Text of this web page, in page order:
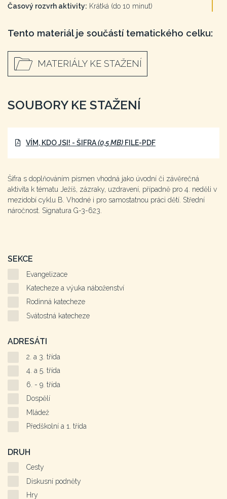
Časový rozvrh aktivity: Krátká (do 10 minut)
Tento materiál je součástí tematického celku:
MATERIÁLY KE STAŽENÍ
SOUBORY KE STAŽENÍ
VÍM, KDO JSI! - ŠIFRA(0,5 MB) FILE-PDF
Šifra s doplňováním písmen vhodná jako úvodní či závěrečná
aktivita k tématu Ježíš, zázraky, uzdravení, případně pro 4. neděli v
mezidobí cyklu B. Vhodné i pro samostatnou práci dětí. Střední
náročnost. Signatura G-3-623.
SEKCE
Evangelizace
Katecheze a výuka náboženství
Rodinná katecheze
Svátostná katecheze
ADRESÁTI
2. a 3. třída
4. a 5. třída
6. - 9. třída
Dospělí
Mládež
Předškolní a 1. třída
DRUH
Cesty
Diskusní podněty
Hry